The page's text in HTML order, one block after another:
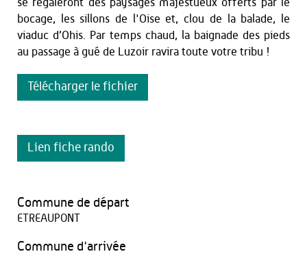
se régaleront des paysages majestueux offerts par le
bocage, les sillons de l'Oise et, clou de la balade, le
viaduc d’Ohis. Par temps chaud, la baignade des pieds
au passage à gué de Luzoir ravira toute votre tribu !
Télécharger le fichier
Lien fiche rando
Commune de départ
ETREAUPONT
Commune d'arrivée